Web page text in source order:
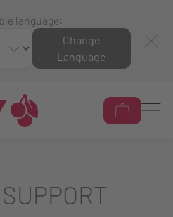
language:
Change
Language